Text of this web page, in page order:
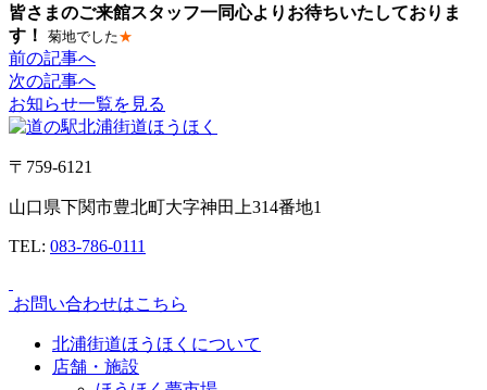
皆さまのご来館スタッフ一同心よりお待ちいたしておりま
す！
菊地でした★
前の記事へ
次の記事へ
お知らせ一覧を見る
〒759-6121
山口県下関市豊北町大字神田上314番地1
TEL: 083-786-0111
お問い合わせはこちら
北浦街道ほうほくについて
店舗・施設